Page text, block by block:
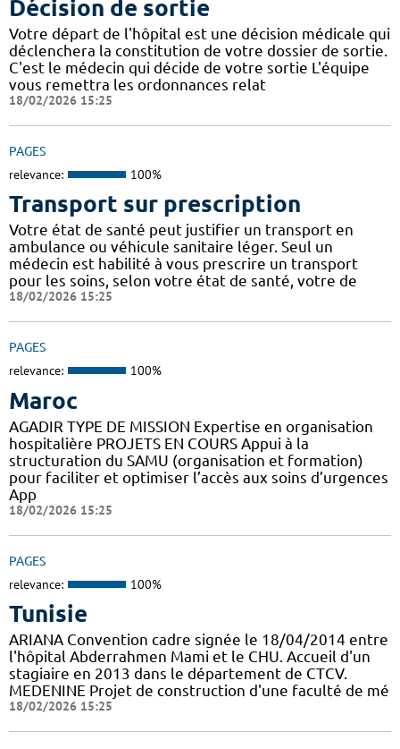
Décision de sortie
Votre départ de l'hôpital est une décision médicale qui
déclenchera la constitution de votre dossier de sortie.
C'est le médecin qui décide de votre sortie L'équipe
vous remettra les ordonnances relat
18/02/2026 15:25
PAGES
relevance: 100%
Transport sur prescription
Votre état de santé peut justifier un transport en
ambulance ou véhicule sanitaire léger. Seul un
médecin est habilité à vous prescrire un transport
pour les soins, selon votre état de santé, votre de
18/02/2026 15:25
PAGES
relevance: 100%
Maroc
AGADIR TYPE DE MISSION Expertise en organisation
hospitalière PROJETS EN COURS Appui à la
structuration du SAMU (organisation et formation)
pour faciliter et optimiser l’accès aux soins d’urgences
App
18/02/2026 15:25
PAGES
relevance: 100%
Tunisie
ARIANA Convention cadre signée le 18/04/2014 entre
l'hôpital Abderrahmen Mami et le CHU. Accueil d'un
stagiaire en 2013 dans le département de CTCV.
MEDENINE Projet de construction d'une faculté de mé
18/02/2026 15:25